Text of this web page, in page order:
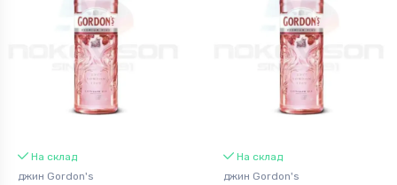
На склад
джин Gordon's
На склад
джин Gordon's